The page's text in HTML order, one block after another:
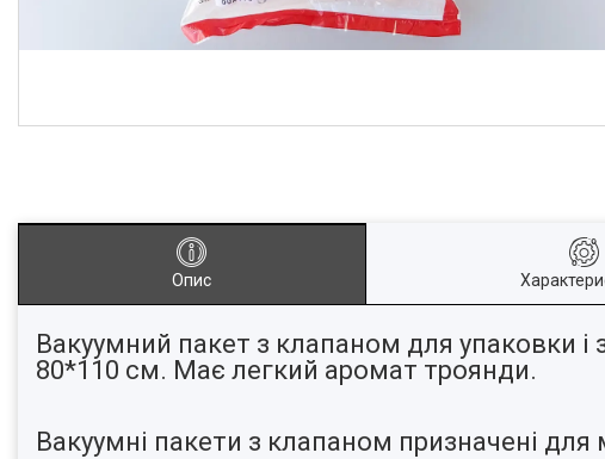
Опис
Вакуумний пакет з клапаном для упаковки і
80*110 см. Має легкий аромат троянди.
Вакуумні пакети з клапаном призначені для